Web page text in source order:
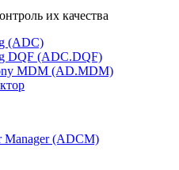
их качества
(ADC)
DQF (ADС.DQF)
MDM (AD.MDM)
Manager (ADCM)